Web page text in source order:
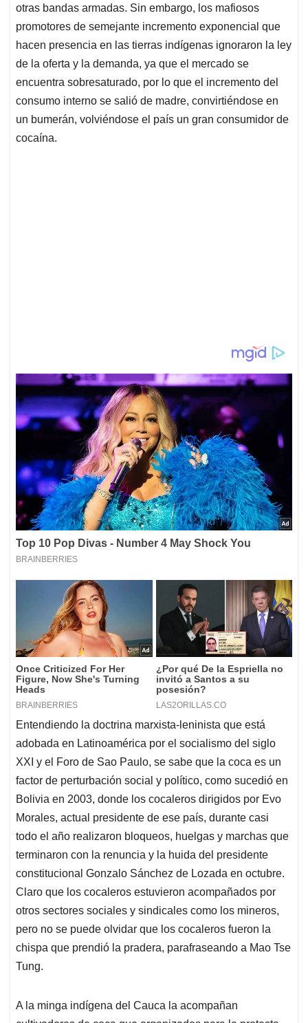
otras bandas armadas. Sin embargo, los mafiosos
promotores de semejante incremento exponencial que
hacen presencia en las tierras indígenas ignoraron la ley
de la oferta y la demanda, ya que el mercado se
encuentra sobresaturado, por lo que el incremento del
consumo interno se salió de madre, convirtiéndose en
un bumerán, volviéndose el país un gran consumidor de
cocaína.
Entendiendo la doctrina marxista-leninista que está
adobada en Latinoamérica por el socialismo del siglo
XXI y el Foro de Sao Paulo, se sabe que la coca es un
factor de perturbación social y político, como sucedió en
Bolivia en 2003, donde los cocaleros dirigidos por Evo
Morales, actual presidente de ese país, durante casi
todo el año realizaron bloqueos, huelgas y marchas que
terminaron con la renuncia y la huida del presidente
constitucional Gonzalo Sánchez de Lozada en octubre.
Claro que los cocaleros estuvieron acompañados por
otros sectores sociales y sindicales como los mineros,
pero no se puede olvidar que los cocaleros fueron la
chispa que prendió la pradera, parafraseando a Mao Tse
Tung.
A la minga indígena del Cauca la acompañan